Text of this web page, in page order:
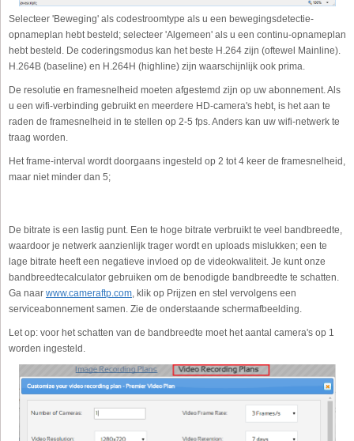
Selecteer 'Beweging' als codestroomtype als u een bewegingsdetectie-
opnameplan hebt besteld; selecteer 'Algemeen' als u een continu-opnameplan
hebt besteld. De coderingsmodus kan het beste H.264 zijn (oftewel Mainline).
H.264B (baseline) en H.264H (highline) zijn waarschijnlijk ook prima.
De resolutie en framesnelheid moeten afgestemd zijn op uw abonnement. Als
u een wifi-verbinding gebruikt en meerdere HD-camera's hebt, is het aan te
raden de framesnelheid in te stellen op 2-5 fps. Anders kan uw wifi-netwerk te
traag worden.
Het frame-interval wordt doorgaans ingesteld op 2 tot 4 keer de framesnelheid,
maar niet minder dan 5;
De bitrate is een lastig punt. Een te hoge bitrate verbruikt te veel bandbreedte,
waardoor je netwerk aanzienlijk trager wordt en uploads mislukken; een te
lage bitrate heeft een negatieve invloed op de videokwaliteit. Je kunt onze
bandbreedtecalculator gebruiken om de benodigde bandbreedte te schatten.
Ga naar www.cameraftp.com , klik op Prijzen en stel vervolgens een
serviceabonnement samen. Zie de onderstaande schermafbeelding.
Let op: voor het schatten van de bandbreedte moet het aantal camera's op 1
worden ingesteld.